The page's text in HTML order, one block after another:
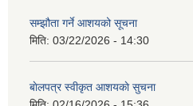
सम्झौता गर्ने आशयको सूचना
मिति: 03/22/2026 - 14:30
बाेलपत्र स्वीकृत आशयकाे सुचना